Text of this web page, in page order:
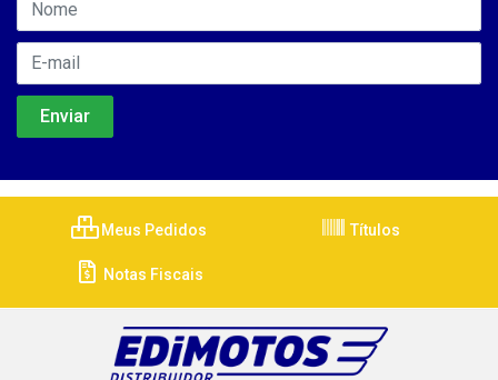
Meus Pedidos Títulos
Notas Fiscais